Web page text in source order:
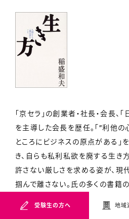
受験生の方へ 地域
「京セラ」の創業者・社長・会長、
を主導した会長を歴任。「”利他
ところにビジネスの原点がある」
き、自らも私利私欲を廃する生き
許さない厳しさを求める姿が、現
掴んで離さない。氏の多くの書籍
を目前にする学生の皆さんにぜひ
志望する会社の社長さんも”稲盛